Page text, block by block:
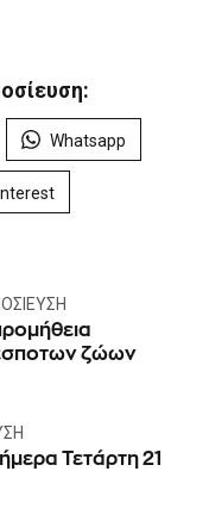
Whatsapp
ζώων
Τετάρτη 21